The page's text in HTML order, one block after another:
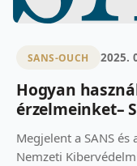
SANS-OUCH 2025.
Hogyan
érzelmeinket–
Megjelent a SANS
Nemzeti